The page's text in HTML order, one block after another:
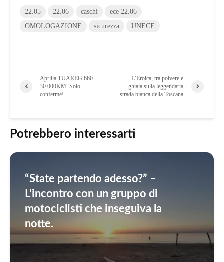
22.05 22.06 caschi
ece 22.06
OMOLOGAZIONE
sicurezza UNECE
Aprilia TUAREG 660
30.000KM. Solo
conferme!
L’Eroica, tra polvere e
ghiaia sulla leggendaria
strada bianca della Toscana
Potrebbero interessarti
“State partendo adesso?” –
L’incontro con un gruppo di
motociclisti che inseguiva la
notte.